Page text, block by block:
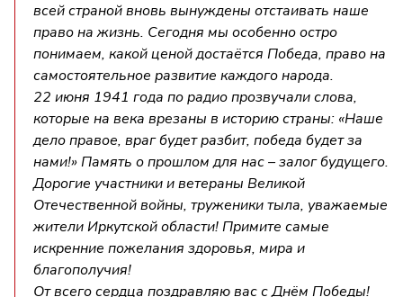
всей страной вновь вынуждены отстаивать наше
право на жизнь. Сегодня мы особенно остро
понимаем, какой ценой достаётся Победа, право на
самостоятельное развитие каждого народа.
22 июня 1941 года по радио прозвучали слова,
которые на века врезаны в историю страны: «Наше
дело правое, враг будет разбит, победа будет за
нами!» Память о прошлом для нас – залог будущего.
Дорогие участники и ветераны Великой
Отечественной войны, труженики тыла, уважаемые
жители Иркутской области! Примите самые
искренние пожелания здоровья, мира и
благополучия!
От всего сердца поздравляю вас с Днём Победы!